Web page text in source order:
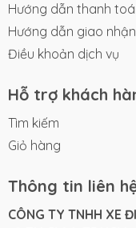
Hướng dẫn thanh
Hướng dẫn giao nhận
Điều khoản dịch vụ
Hỗ trợ khách
Tìm kiếm
Giỏ hàng
Thông tin liên
CÔNG TY TNHH XE